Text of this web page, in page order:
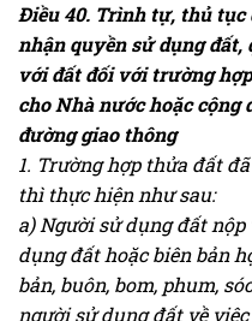
Điều 40. Trình tự, thủ tục
nhận quyền sử dụng
với đất đối với trường
cho Nhà nước hoặc cộng
đường giao thông
1. Trường hợp thửa đất
thì thực hiện như sau:
a) Người sử dụng đất
dụng đất hoặc biên bản
bản, buôn, bom, phum,
người sử dụng đất về